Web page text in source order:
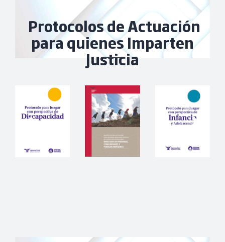
Protocolos de Actuación
para quienes Imparten
Justicia